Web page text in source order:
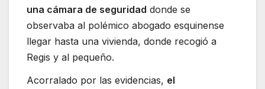
una cámara de seguridad donde se
observaba al polémico abogado esquinense
llegar hasta una vivienda, donde recogió a
Regis y al pequeño.
Acorralado por las evidencias, el